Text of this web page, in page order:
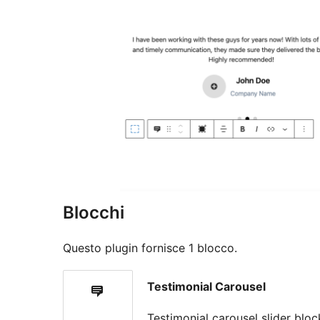
Blocchi
Questo plugin fornisce 1 blocco.
Testimonial Carousel